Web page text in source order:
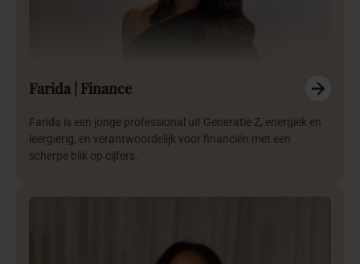
Farida | Finance
Farida is een jonge professional uit Generatie Z, energiek en
leergierig, en verantwoordelijk voor financiën met een
scherpe blik op cijfers.